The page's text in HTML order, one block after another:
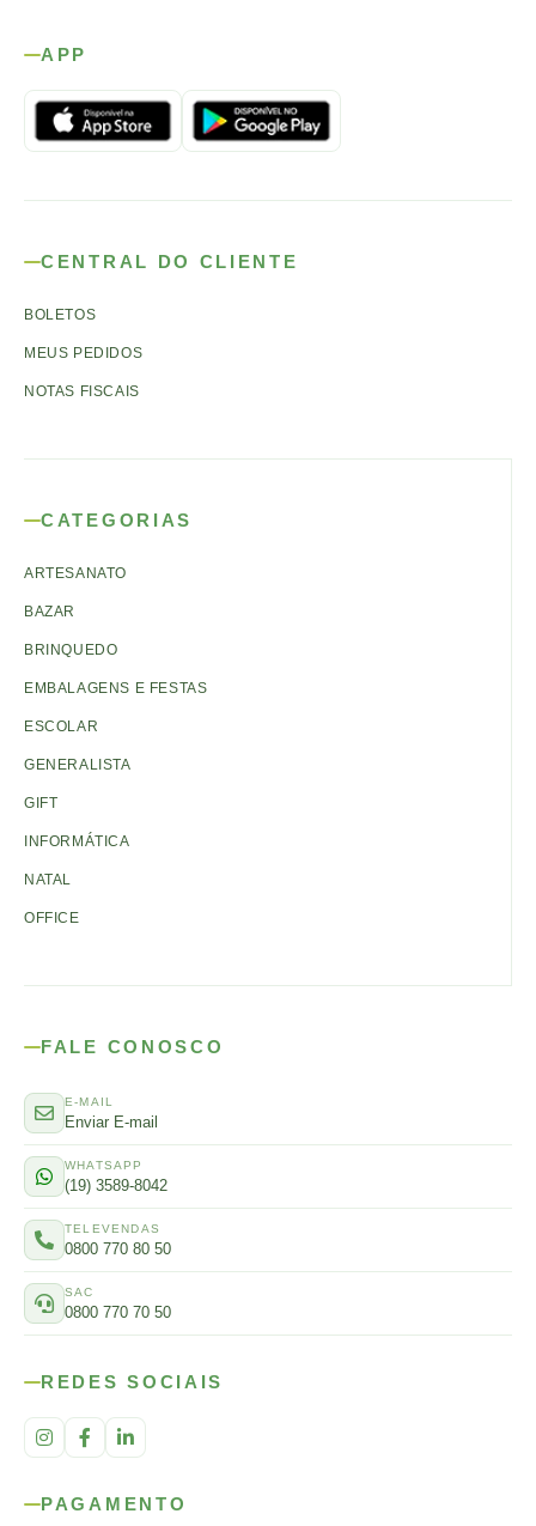
APP
CENTRAL DO CLIENTE
BOLETOS
MEUS PEDIDOS
NOTAS FISCAIS
CATEGORIAS
ARTESANATO
BAZAR
BRINQUEDO
EMBALAGENS E FESTAS
ESCOLAR
GENERALISTA
GIFT
INFORMÁTICA
NATAL
OFFICE
FALE CONOSCO
E-MAIL
Enviar E-mail
WHATSAPP
(19) 3589-8042
TELEVENDAS
0800 770 80 50
SAC
0800 770 70 50
REDES SOCIAIS
PAGAMENTO